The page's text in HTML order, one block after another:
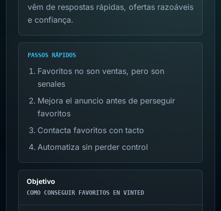
vêm de respostas rápidas, ofertas razoáveis
e confiança.
PASSOS RÁPIDOS
Favoritos no son ventas, pero son
senales
Mejora el anuncio antes de perseguir
favoritos
Contacta favoritos con tacto
Automatiza sin perder control
Objetivo
COMO CONSEGUIR FAVORITOS EN VINTED